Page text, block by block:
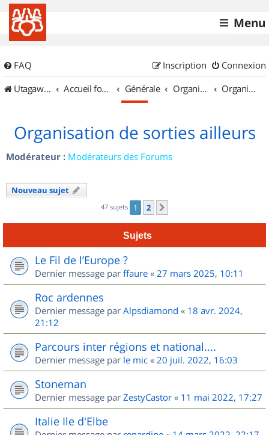
Menu
FAQ Connexion
Inscription
UtagawaVTT (Randos VTT et VTTAE avec traces GPS)
Accueil forum Générale Organisation de sorties & Recherche de partenaires Organisation de sorties ailleurs
Organisation de sorties ailleurs
Modérateur : Modérateurs des Forums
Nouveau sujet
47 sujets 1 2
Sujets
Le Fil de l’Europe ?
Dernier message par ffaure « 27 mars 2025, 10:11
Roc ardennes
Dernier message par Alpsdiamond « 18 avr. 2024,
21:12
Parcours inter régions et national....
Dernier message par le mic « 20 juil. 2022, 16:03
Stoneman
Dernier message par ZestyCastor « 11 mai 2022, 17:27
Italie Ile d'Elbe